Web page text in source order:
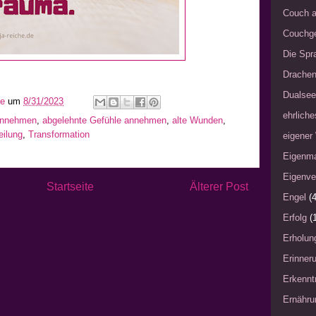
um 8/31/2023
, abgelehnte Gefühle annehmen, alte Wunden,
, Transformation
Älterer Post
Startseite
Couch
Die
Drachen
eigener
Engel
Erfolg